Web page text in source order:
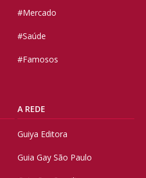
#Mercado
#Saúde
#Famosos
A REDE
Guiya Editora
Guia Gay São Paulo